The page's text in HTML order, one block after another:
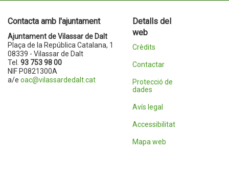
Contacta amb l'ajuntament
Ajuntament de Vilassar de Dalt
Plaça de la República Catalana, 1
08339 - Vilassar de Dalt
Tel. 93 753 98 00
NIF P0821300A
a/e oac@vilassardedalt.cat
Detalls del
web
Crèdits
Contactar
Protecció de
dades
Avís legal
Accessibilitat
Mapa web